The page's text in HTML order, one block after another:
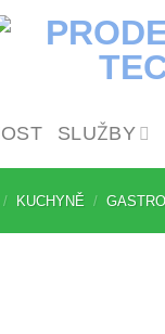
SLUŽBY
/ KUCHYNĚ /